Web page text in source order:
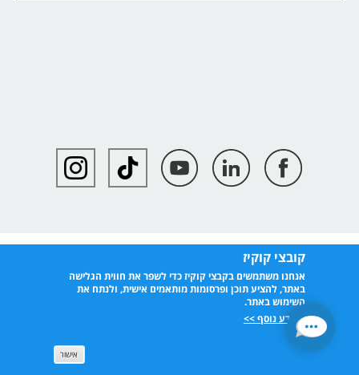
קובצי קוקיז
אנחנו משתמשים בקבצי קוקיז כדי לשפר את חווית הגלישה
באתר, להציע תוכן ופרסומות מותאמים אישית, ולנתח את
השימוש באתר.
למידע נוסף >>
אישור